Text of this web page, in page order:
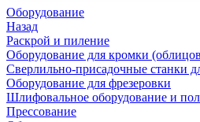
Оборудование
Назад
Раскрой и пиление
Оборудование для кромки
Сверлильно-присадочные станки
Оборудование для фрезеровки
Шлифовальное оборудование и
Прессование